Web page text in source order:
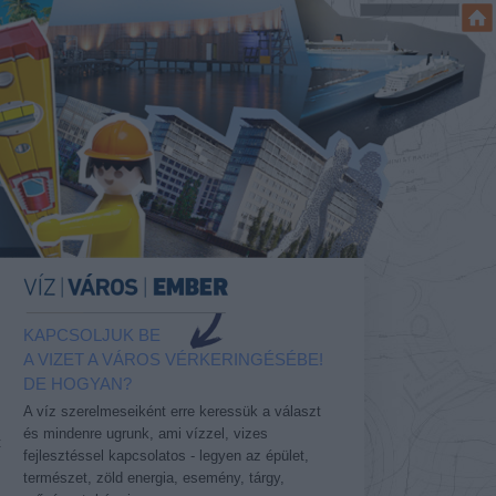
KAPCSOLJUK BE
A VIZET A VÁROS VÉRKERINGÉSÉBE!
DE HOGYAN?
A víz szerelmeseiként erre keressük a választ
és mindenre ugrunk, ami vízzel, vizes
fejlesztéssel kapcsolatos - legyen az épület,
természet, zöld energia, esemény, tárgy,